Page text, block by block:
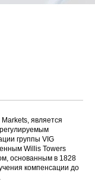
является
группы VIG
Willis Towers
основанным в 1828
компенсации до